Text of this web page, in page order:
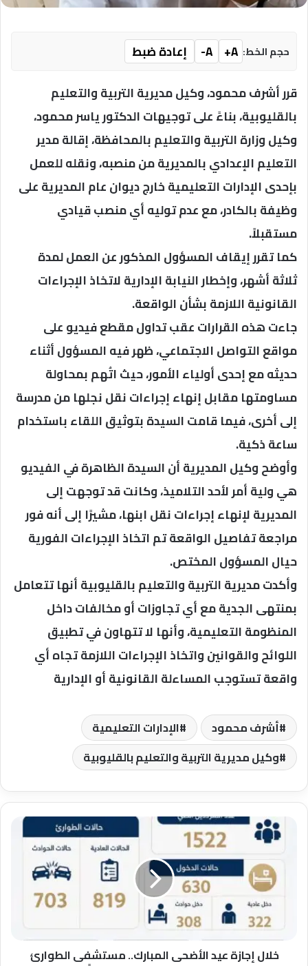
حجم الخط: A+
A-
إعادة ضبط
قرر أشرف محمود، وكيل مديرية التربية والتعليم
بالقليوبية، بناءً على توجيهات الدكتور ياسر محمود،
وكيل وزارة التربية والتعليم بالمحافظة، إقالة مدير
التعليم الإعدادي بالمديرية من منصبه، ونقله للعمل
بإحدى الإدارات التعليمية خارج ديوان عام المديرية على
وظيفة بالكادر، مع عدم توليه أي منصب قيادي
مستقبلاً.
كما تقرر إيقاف المسؤول المذكور عن العمل لمدة
ثلاثة أشهر، وإخطار النيابة الإدارية لاتخاذ الإجراءات
القانونية اللازمة بشأن الواقعة.
جاءت هذه القرارات عقب تداول مقطع فيديو على
مواقع التواصل الاجتماعي، ظهر فيه المسؤول أثناء
حديثه مع إحدى أولياء الأمور، حيث اتُهم بمحاولة
مساومتها مقابل إنهاء إجراءات نقل نجلها من مدرسة
إلى أخرى، فيما قامت السيدة بتوثيق اللقاء باستخدام
ساعة ذكية.
وأوضح وكيل المديرية أن السيدة الظاهرة في الفيديو
هي ولية أمر لأحد التلاميذ، وكانت قد توجهت إلى
المديرية لإنهاء إجراءات نقل ابنها، مشيرًا إلى أنه فور
مراجعة تفاصيل الواقعة تم اتخاذ الإجراءات الفورية
حيال المسؤول المختص.
وأكدت مديرية التربية والتعليم بالقليوبية أنها تتعامل
بمنتهى الجدية مع أي تجاوزات أو مخالفات داخل
المنظومة التعليمية، وأنها لا تتهاون في تطبيق
اللوائح والقوانين واتخاذ الإجراءات اللازمة تجاه أي
واقعة تستوجب المساءلة القانونية أو الإدارية
أشرف محمود
الإدارات التعليمية
وكيل مديرية التربية والتعليم بالقليوبية
إجازة
الأضحى
المبارك..
مستشفى
الطوارئ
الجامعي
بسوهاج
تستقبلخلال إجازة عيد الأضحى المبارك.. مستشفى الطوارئ